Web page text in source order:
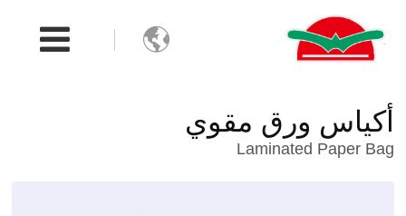

أكياس ورق مقوي
Laminated Paper Bag